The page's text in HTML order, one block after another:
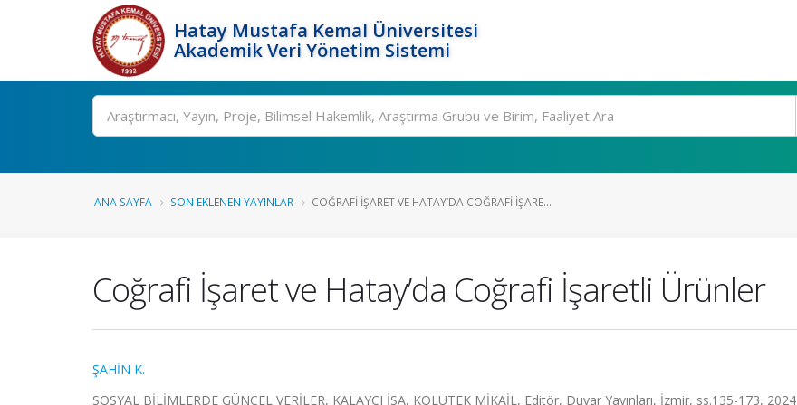
Hatay Mustafa Kemal Üniversitesi
Akademik Veri Yönetim Sistemi
Ara
ANA SAYFA SON EKLENEN YAYINLAR COĞRAFI İŞARET VE HATAY’DA COĞRAFI İŞARE...
Coğrafi İşaret ve Hatay’da Coğrafi İşaretli Ürünler
ŞAHİN K.
SOSYAL BİLİMLERDE GÜNCEL VERİLER, KALAYCI İSA, KOLUTEK MİKAİL, Editör, Duvar Yayınları, İzmir, ss.135-173, 2024